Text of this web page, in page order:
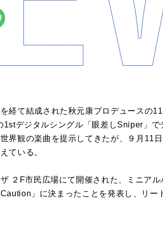
経て結成された秋元康プロデュースの
1stデジタルシングル「眼差しSniper」
界観の楽曲を提示してきたが、９月11
ている。
２F市民広場にて開催された、ミニア
」に決まったことを発表し、リ